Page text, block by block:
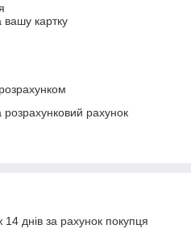
вашу картку
рахунок
днів за рахунок покупця